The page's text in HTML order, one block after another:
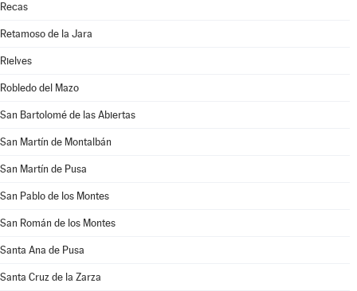
Recas
Retamoso de la Jara
Rielves
Robledo del Mazo
San Bartolomé de las Abiertas
San Martín de Montalbán
San Martín de Pusa
San Pablo de los Montes
San Román de los Montes
Santa Ana de Pusa
Santa Cruz de la Zarza